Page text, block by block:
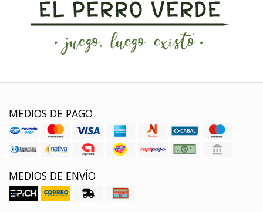
MEDIOS DE PAGO
MEDIOS DE ENVÍO